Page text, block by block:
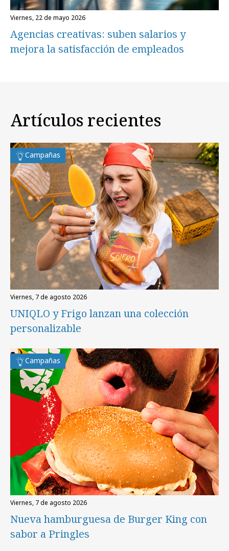
viernes, 22 de mayo 2026
Agencias creativas: suben salarios y
mejora la satisfacción de empleados
Artículos recientes
Campañas
viernes, 7 de agosto 2026
UNIQLO y Frigo lanzan una colección
personalizable
Campañas
viernes, 7 de agosto 2026
Nueva hamburguesa de Burger King con
sabor a Pringles